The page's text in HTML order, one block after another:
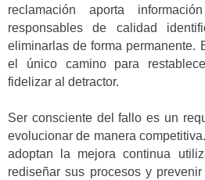
reclamación aporta
responsables de calidad
eliminarlas de forma permanente.
el único camino para
fidelizar al detractor.
Ser consciente del fallo es un
evolucionar de manera
adoptan la mejora continua
rediseñar sus procesos y